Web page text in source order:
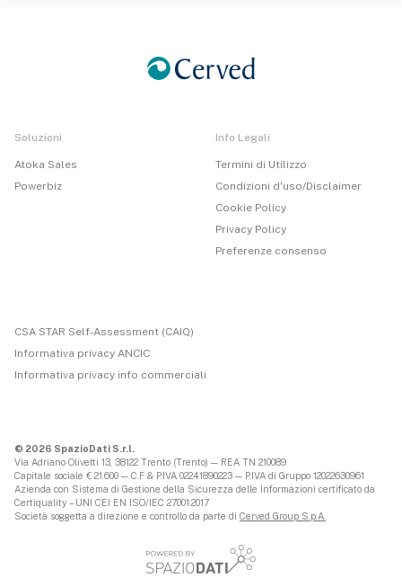
Soluzioni
Atoka Sales
Powerbiz
Info Legali
Termini di Utilizzo
Condizioni d'uso/Disclaimer
Cookie Policy
Privacy Policy
Preferenze consenso
CSA STAR Self-Assessment (CAIQ)
Informativa privacy ANCIC
Informativa privacy info commerciali
© 2026 SpazioDati S.r.l.
Via Adriano Olivetti 13, 38122 Trento (Trento) — REA TN 210089
Capitale sociale € 21.600 — C.F & P.IVA 02241890223 — P.IVA di Gruppo 12022630961
Azienda con Sistema di Gestione della Sicurezza delle Informazioni certificato da
Certiquality – UNI CEI EN ISO/IEC 27001:2017
Società soggetta a direzione e controllo da parte di Cerved Group S.p.A.